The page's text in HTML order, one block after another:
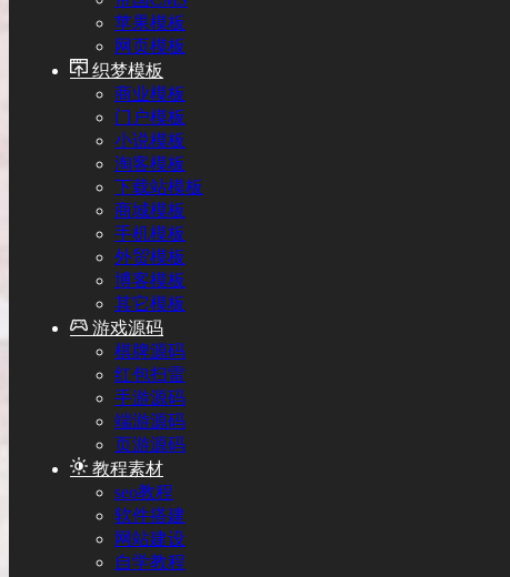
苹果模板
网页模板
织梦模板
商业模板
门户模板
小说模板
淘客模板
下载站模板
商城模板
手机模板
外贸模板
博客模板
其它模板
游戏源码
棋牌源码
红包扫雷
手游源码
端游源码
页游源码
教程素材
seo教程
软件搭建
网站建设
自学教程